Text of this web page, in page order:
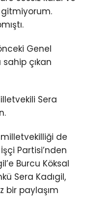
gitmiyorum.
Genel
sahip çıkan
Sera
de
Partisi’nden
Burcu Köksal
Sera Kadıgil,
bir paylaşım